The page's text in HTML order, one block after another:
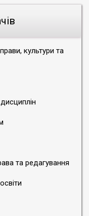
культури та
та редагування